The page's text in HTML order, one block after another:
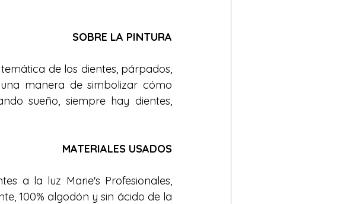
SOBRE LA PINTURA
de los dientes, párpados,
manera de simbolizar cómo
sueño, siempre hay dientes,
MATERIALES USADOS
a la luz Marie's Profesionales,
100% algodón y sin ácido de la